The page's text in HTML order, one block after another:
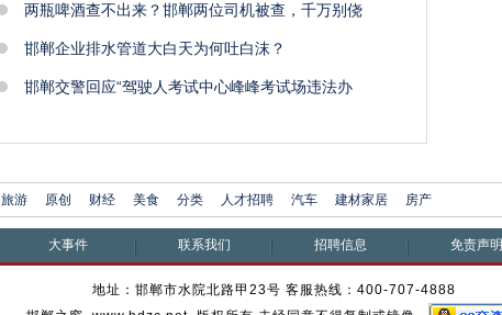
两瓶啤酒查不出来？邯郸两位司机被查，千万别侥
邯郸企业排水管道大白天为何吐白沫？
邯郸交警回应“驾驶人考试中心峰峰考试场违法办
旅游 原创 财经 美食 分类 人才招聘 汽车 建材家居 房产
大事件 联系我们 招聘信息 免责声明
地址：邯郸市水院北路甲23号 客服热线：400-707-4888